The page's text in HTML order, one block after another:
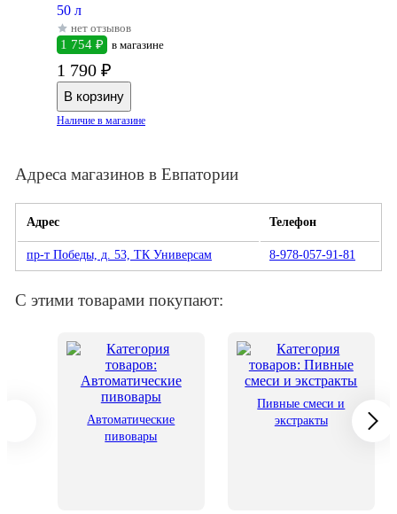
50 л
нет отзывов
1 754 ₽ в магазине
1 790 ₽
Наличие в магазине
Адреса магазинов в Евпатории
Адрес Телефон
пр-т Победы, д. 53, ТК Универсам 8-978-057-91-81
С этими товарами покупают:
Автоматические
пивовары
Пивные смеси и
экстракты